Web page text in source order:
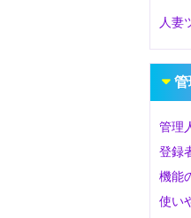
人妻
管
管理
登録
機能
使い